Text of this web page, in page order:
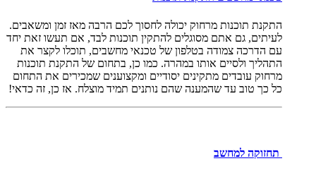
התקנת תוכנות מרחוק יכולה לחסוך לכם הרבה מאז זמן ומשאבים.
לעיתים, גם אתם מסוגלים להתקין תוכנות לבד, אם תעשו זאת יחד
עם הדרכה צמודה בטלפון של טכנאי מחשבים, תוכלו לקצר את
התהליך ולסיים אותו במהרה. כמו כן, בתחום של התקנת תוכנות
מרחוק עובדים מתקינים יסודיים ומקצוענים שמכירים את התחום
כל כך טוב עד שהמענה שהם נותנים תמיד מוצלח. אז כן, זה כדאי!
תחזוקה למחשב